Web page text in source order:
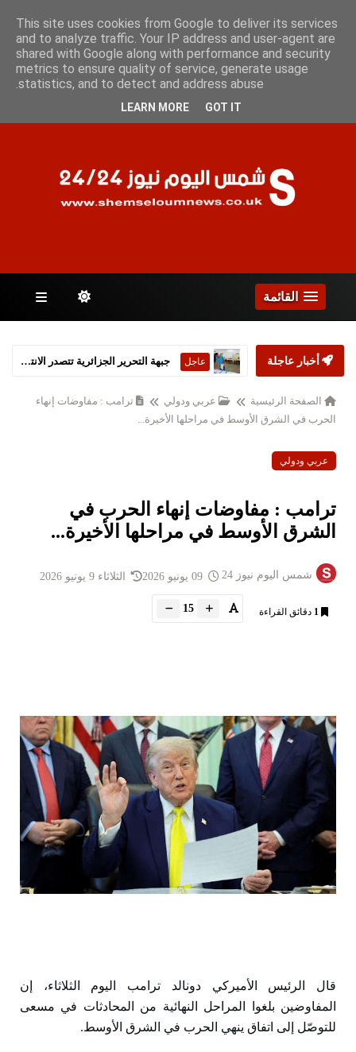
الجمعة 7 أغسطس 2026
الصفحات
القائمة
أخبار عاجلة عاجل جبهة التحرير الجزائرية تتصدر الانتخابات التشريعية
الصفحة الرئيسية عربي ودولي
ترامب : مفاوضات إنهاء
الحرب في الشرق الأوسط في مراحلها الأخيرة...
عربي ودولي
ترامب : مفاوضات إنهاء الحرب في
الشرق الأوسط في مراحلها الأخيرة...
شمس اليوم نيوز 24 الثلاثاء 9 يونيو 2026
1 دقائق القراءة 15
قال الرئيس الأميركي دونالد ترامب اليوم الثلاثاء، إن
المفاوضين بلغوا المراحل النهائية من المحادثات في مسعى
للتوصّل إلى اتفاق ينهي الحرب في الشرق الأوسط.
This site uses cookies from Google to deliver its services
and to analyze traffic. Your IP address and user-agent are
shared with Google along with performance and security
metrics to ensure quality of service, generate usage
statistics, and to detect and address abuse.
LEARN MORE GOT IT